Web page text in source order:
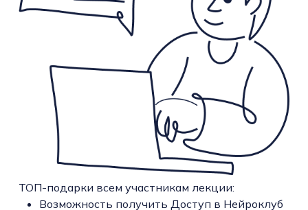
ТОП-подарки всем участникам лекции:
Возможность получить Доступ в Нейроклуб